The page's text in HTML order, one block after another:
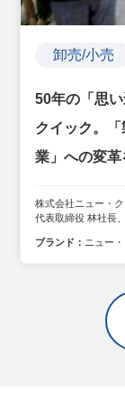
卸売/小売
50年の「思
クイック。
業」への変
株式会社ニュー・ク
代表取締役 林社長
ブランド： ニュー